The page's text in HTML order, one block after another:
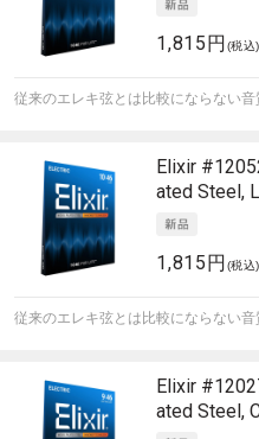
1,815円 (税込)
従来のエレキ弦とは比較にならない
Elixir
ated Steel,
1,815円 (税込)
従来のエレキ弦とは比較にならない
Elixir
ated Steel,